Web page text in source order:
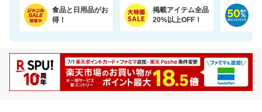
食品と日用品がお
得！
掲載アイテム全品
20%以上OFF！